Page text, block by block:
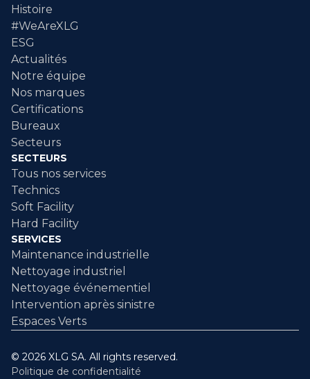
Histoire
#WeAreXLG
ESG
Actualités
Notre équipe
Nos marques
Certifications
Bureaux
Secteurs
SECTEURS
Tous nos services
Technics
Soft Facility
Hard Facility
SERVICES
Maintenance industrielle
Nettoyage industriel
Nettoyage événementiel
Intervention après sinistre
Espaces Verts
© 2026 XLG SA. All rights reserved.
Politique de confidentialité